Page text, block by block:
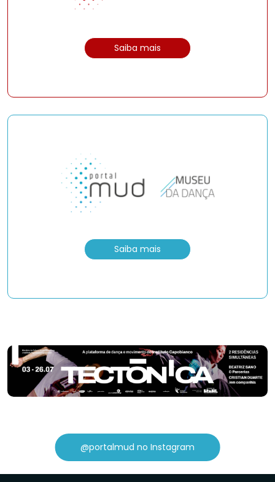
Saiba mais
Saiba mais
@portalmud no Instagram